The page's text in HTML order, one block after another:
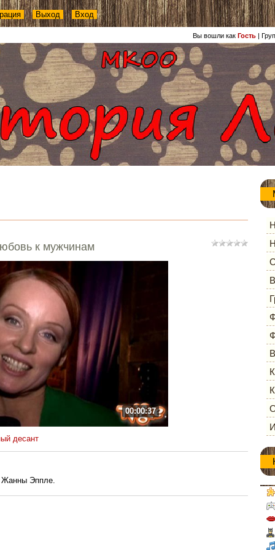
Вы вошли как Гость |
Выход Вход
к мужчинам
00:00:37
десант
Жанны Эппле.